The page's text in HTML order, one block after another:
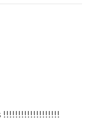
!!!!!!!!!!!!!!!!!!!